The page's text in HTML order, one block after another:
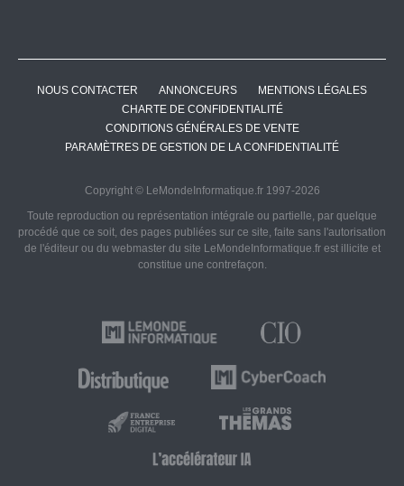
NOUS CONTACTER ANNONCEURS
MENTIONS LÉGALES
CHARTE DE CONFIDENTIALITÉ
CONDITIONS GÉNÉRALES DE VENTE
PARAMÈTRES DE GESTION DE LA CONFIDENTIALITÉ
Copyright © LeMondeInformatique.fr 1997-2026
Toute reproduction ou représentation intégrale ou partielle, par quelque
procédé que ce soit, des pages publiées sur ce site, faite sans l'autorisation
de l'éditeur ou du webmaster du site LeMondeInformatique.fr est illicite et
constitue une contrefaçon.